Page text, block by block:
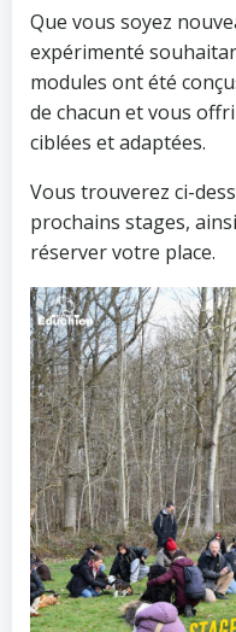
Que vous soyez
expérimenté
modules ont été
de chacun et vous
ciblées et adaptées.
Vous trouverez ci-
prochains stages,
réserver votre place.